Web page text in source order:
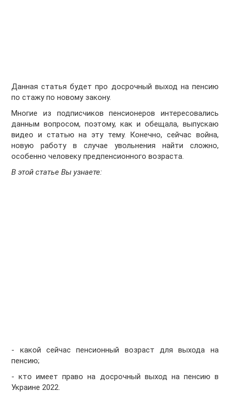
Данная статья будет про досрочный выход на пенсию
по стажу по новому закону.
Многие из подписчиков пенсионеров интересовались
данным вопросом, поэтому, как и обещала, выпускаю
видео и статью на эту тему. Конечно, сейчас война,
новую работу в случае увольнения найти сложно,
особенно человеку предпенсионного возраста.
В этой статье Вы узнаете:
- какой сейчас пенсионный возраст для выхода на
пенсию;
- кто имеет право на досрочный выход на пенсию в
Украине 2022.